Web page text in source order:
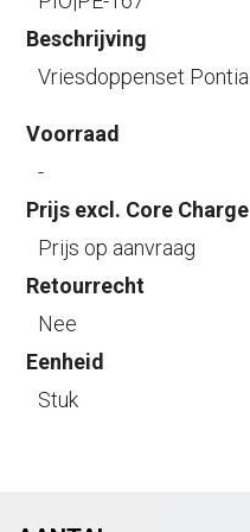
Beschrijving
Vriesdoppenset
Voorraad
-
Prijs excl. Core Charge
Prijs op aanvraag
Retourrecht
Nee
Eenheid
Stuk